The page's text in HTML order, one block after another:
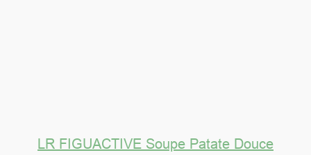
LR FIGUACTIVE Soupe Patate Douce